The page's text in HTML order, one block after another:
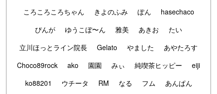
ころころころちゃん
きよのふみ ぽん
hasechaco
ぴんが
ゆうこぼ〜ん 雅美 あきお
たい
立川ほっとライン院長
Gelato やました
あやたろす
Choco89rock
ako 園園 みぃ 純喫茶ヒッピー
eiji
ko88201
ウチータ RM なる フム
あんぱん